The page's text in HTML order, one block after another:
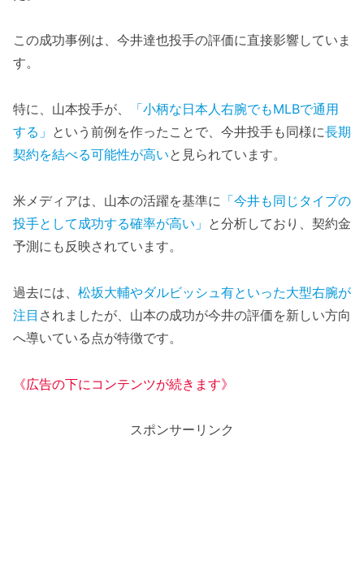
この成功事例は、今井達也投手の評価に直接影響していま
す。
特に、山本投手が、
「小柄な日本人右腕でもMLBで通用
する」 という前例を作ったことで、今井投手も同様に長期
契約を結べる可能性が高いと見られています。
米メディアは、山本の活躍を基準に 「今井も同じタイプの
投手として成功する確率が高い」 と分析しており、契約金
予測にも反映されています。
過去には、 松坂大輔やダルビッシュ有といった大型右腕が
注目 されましたが、山本の成功が今井の評価を新しい方向
へ導いている点が特徴です。
《広告の下にコンテンツが続きます》
スポンサーリンク